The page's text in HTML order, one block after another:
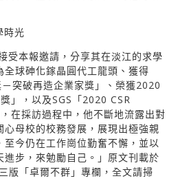
時光
受本報邀請，分享其在淡江的求學
全球砷化鎵晶圓代工龍頭、獲得
－突破再造企業家獎」、榮獲2020
」，以及SGS「2020 CSR
在採訪過程中，他不斷地流露出對
心母校的校務發展，展現出極強親
今仍在工作崗位勤奮不懈，並以
進步，來勉勵自己。」原文刊載於
版「卓爾不群」專欄，全文請掃